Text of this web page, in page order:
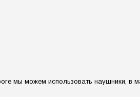
мы можем использовать наушники, в